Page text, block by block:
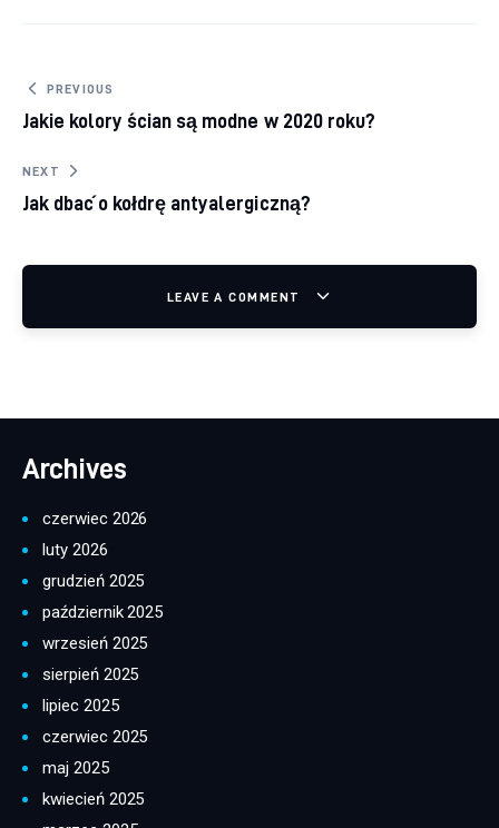
Nawigacja wpisu
PREVIOUS
Jakie kolory ścian są modne w 2020 roku?
NEXT
Jak dbać o kołdrę antyalergiczną?
LEAVE A COMMENT
Archives
czerwiec 2026
luty 2026
grudzień 2025
październik 2025
wrzesień 2025
sierpień 2025
lipiec 2025
czerwiec 2025
maj 2025
kwiecień 2025